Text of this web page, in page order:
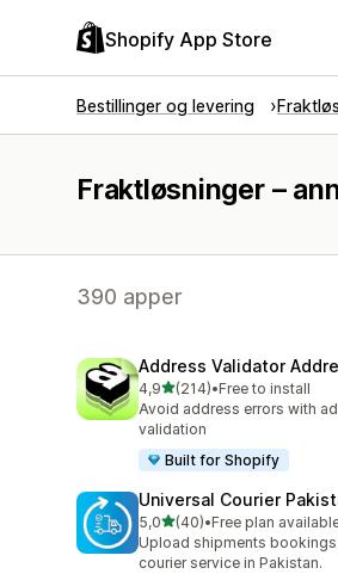
Shopify App Store
Bestillinger og levering
Fraktløsninger –
390 apper
Address Validator
4,9av 5 stjerner
(214)
Totalt 214 omtaler
•Free to install
Avoid address errors with
validation
Built for Shopify
Universal Courier
5,0av 5 stjerner
(40)
Totalt 40 omtaler
•Free plan
Upload shipments bookings
courier service in Pakistan.